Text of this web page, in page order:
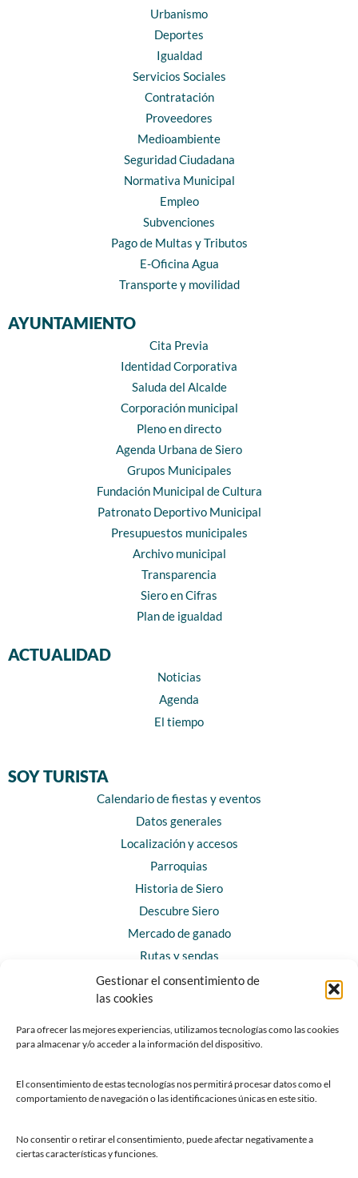
Gestionar el consentimiento de
las cookies
Para ofrecer las mejores experiencias, utilizamos tecnologías como las cookies
para almacenar y/o acceder a la información del dispositivo.
El consentimiento de estas tecnologías nos permitirá procesar datos como el
comportamiento de navegación o las identificaciones únicas en este sitio.
No consentir o retirar el consentimiento, puede afectar negativamente a
ciertas características y funciones.
Urbanismo
Deportes
Igualdad
Servicios Sociales
Contratación
Proveedores
Medioambiente
Seguridad Ciudadana
Normativa Municipal
Empleo
Subvenciones
Pago de Multas y Tributos
E-Oficina Agua
Transporte y movilidad
AYUNTAMIENTO
Cita Previa
Identidad Corporativa
Saluda del Alcalde
Corporación municipal
Pleno en directo
Agenda Urbana de Siero
Grupos Municipales
Fundación Municipal de Cultura
Patronato Deportivo Municipal
Presupuestos municipales
Archivo municipal
Transparencia
Siero en Cifras
Plan de igualdad
ACTUALIDAD
Noticias
Agenda
El tiempo
SOY TURISTA
Calendario de fiestas y eventos
Datos generales
Localización y accesos
Parroquias
Historia de Siero
Descubre Siero
Mercado de ganado
Rutas y sendas
Horarios y contacto
Teléfonos de interés
Chatbot Siero
SEDES ELECTRÓNICAS
Sede del Ayuntamiento de Siero